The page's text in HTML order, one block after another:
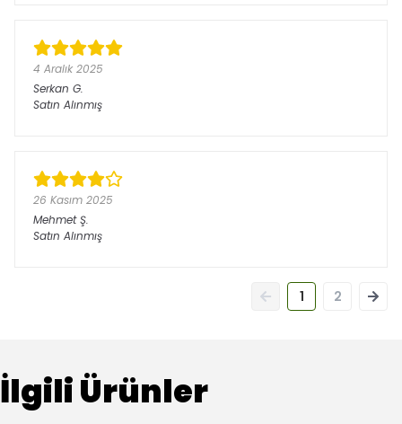
4 Aralık 2025
Serkan G.
Satın Alınmış
26 Kasım 2025
MehmetŞ.
Satın Alınmış
1 2
İlgili Ürünler